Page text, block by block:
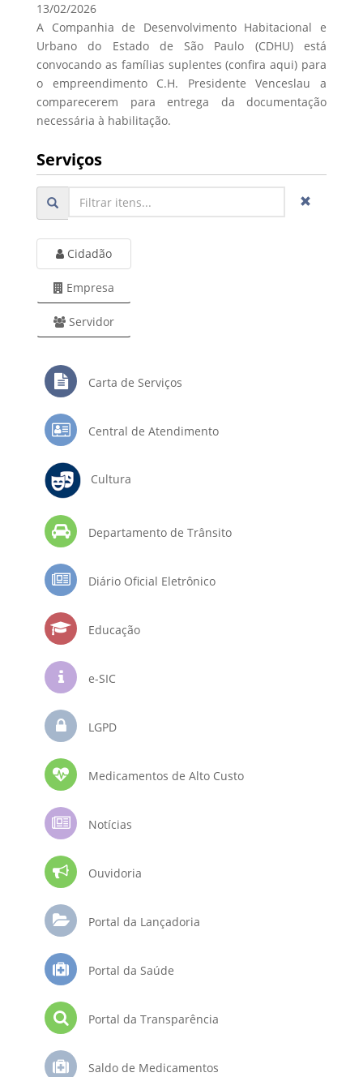
13/02/2026
A Companhia de Desenvolvimento Habitacional e
Urbano do Estado de São Paulo (CDHU) está
convocando as famílias suplentes (confira aqui) para
o empreendimento C.H. Presidente Venceslau a
comparecerem para entrega da documentação
necessária à habilitação.
Serviços
Cidadão
Empresa
Servidor
Carta de Serviços
Central de Atendimento
Cultura
Departamento de Trânsito
Diário Oficial Eletrônico
Educação
e-SIC
LGPD
Medicamentos de Alto Custo
Notícias
Ouvidoria
Portal da Lançadoria
Portal da Saúde
Portal da Transparência
Saldo de Medicamentos